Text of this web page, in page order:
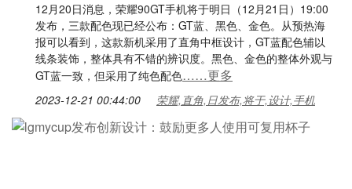
12月20日消息，荣耀90GT手机将于明日（12月21日）19:00
发布，三款配色现已经公布：GT蓝、黑色、金色。从预热海
报可以看到，这款新机采用了直角中框设计，GT蓝配色辅以
线条装饰，整体具有不错的辨识度。黑色、金色的整体外观与
GT蓝一致，但采用了纯色配色……更多
2023-12-21 00:44:00 荣耀,直角,日发布,将于,设计,手机